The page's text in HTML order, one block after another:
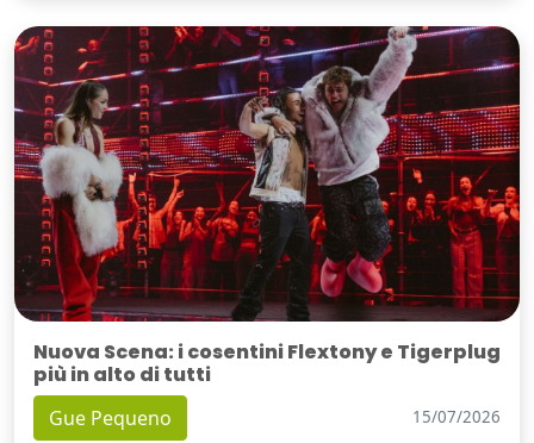
Nuova Scena: i cosentini Flextony e Tigerplug
più in alto di tutti
Gue Pequeno 15/07/2026